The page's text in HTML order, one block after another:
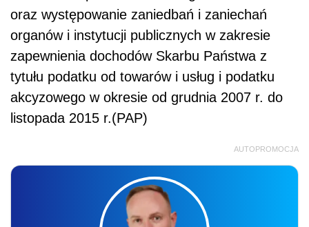
oraz występowanie zaniedbań i zaniechań
organów i instytucji publicznych w zakresie
zapewnienia dochodów Skarbu Państwa z
tytułu podatku od towarów i usług i podatku
akcyzowego w okresie od grudnia 2007 r. do
listopada 2015 r.(PAP)
AUTOPROMOCJA